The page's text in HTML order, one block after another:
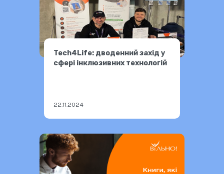
Tech4Life: дводенний захід у
сфері інклюзивних технологій
22.11.2024